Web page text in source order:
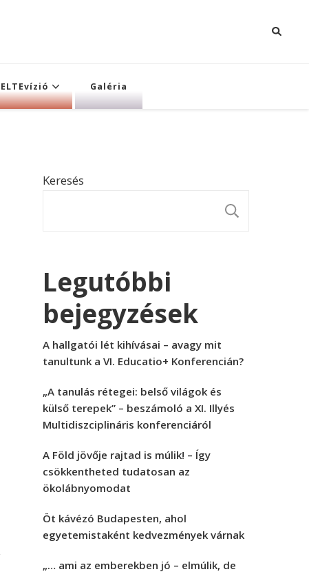
ELTEvízió Galéria
Keresés
Legutóbbi
bejegyzések
A hallgatói lét kihívásai – avagy mit
tanultunk a VI. Educatio+ Konferencián?
„A tanulás rétegei: belső világok és
külső terepek” – beszámoló a XI. Illyés
Multidiszciplináris konferenciáról
A Föld jövője rajtad is múlik! – Így
csökkentheted tudatosan az
ökolábnyomodat
Öt kávézó Budapesten, ahol
egyetemistaként kedvezmények várnak
„… ami az emberekben jó – elmúlik, de